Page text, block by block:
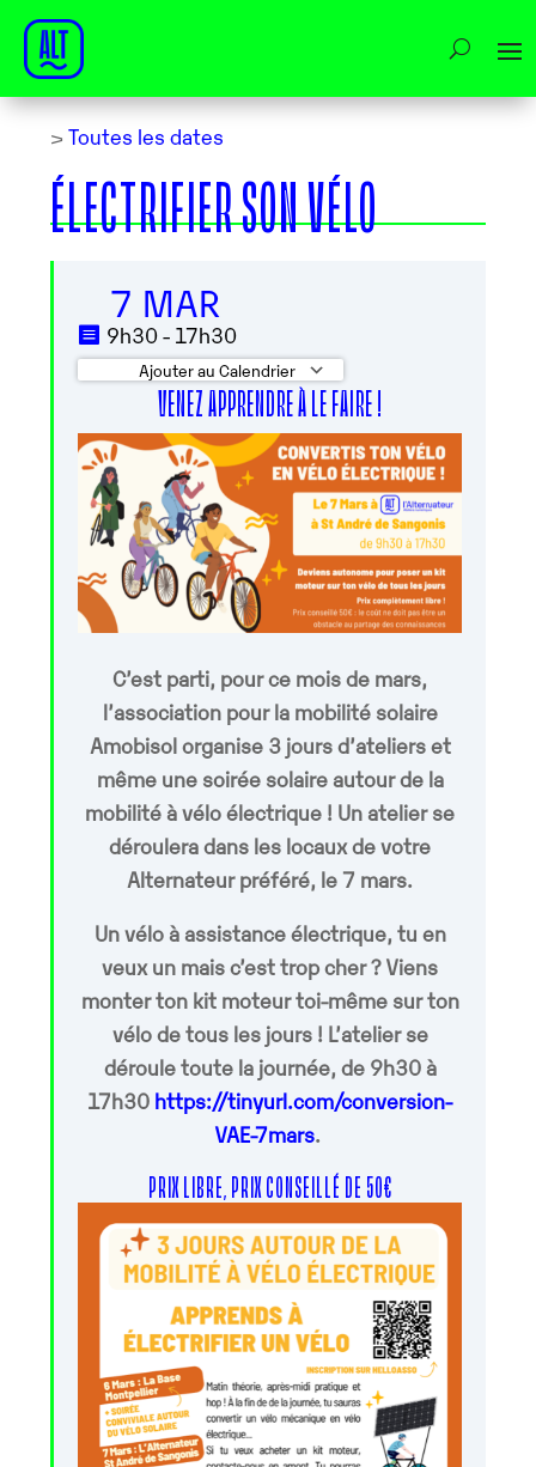
> Toutes les dates
ÉLECTRIFIER SON VÉLO
7 MAR
9h30 - 17h30
Ajouter au Calendrier
Télécharger ICS Calendrier Google
VENEZ APPRENDRE À LE FAIRE !
C’est parti, pour ce mois de mars,
l’association pour la mobilité solaire
Amobisol organise 3 jours d’ateliers et
même une soirée solaire autour de la
mobilité à vélo électrique ! Un atelier se
déroulera dans les locaux de votre
Alternateur préféré, le 7 mars.
Un vélo à assistance électrique, tu en
veux un mais c’est trop cher ? Viens
monter ton kit moteur toi-même sur ton
vélo de tous les jours ! L’atelier se
déroule toute la journée, de 9h30 à
17h30 https://tinyurl.com/conversion-
VAE-7mars.
PRIX LIBRE, PRIX CONSEILLÉ DE 50€